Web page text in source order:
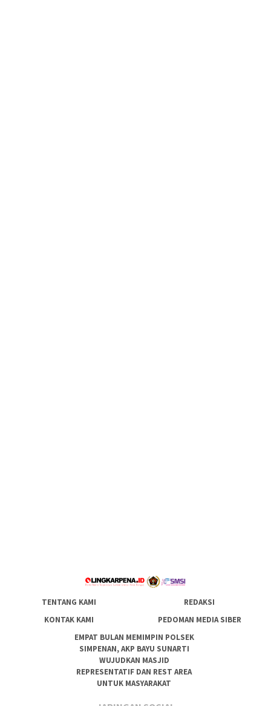
TENTANG KAMI
REDAKSI
KONTAK KAMI
PEDOMAN MEDIA SIBER
EMPAT BULAN MEMIMPIN POLSEK
SIMPENAN, AKP BAYU SUNARTI
WUJUDKAN MASJID
REPRESENTATIF DAN REST AREA
UNTUK MASYARAKAT